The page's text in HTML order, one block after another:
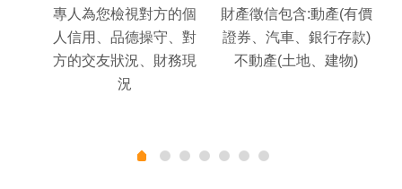
專人為您檢視對方的個
人信用、品德操守、對
方的交友狀況、財務現
況
財產徵信包含:動產(有價
證券、汽車、銀行存款)
不動產(土地、建物)